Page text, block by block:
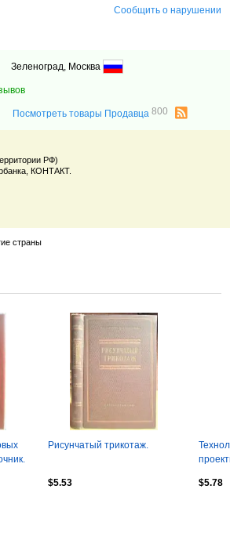
Сообщить о нарушении
Зеленоград, Москва
Посмотреть товары Продавца800
РФ)
КОНТАКТ.
страны
Рисунчатый трикотаж.
$5.53 $5.78